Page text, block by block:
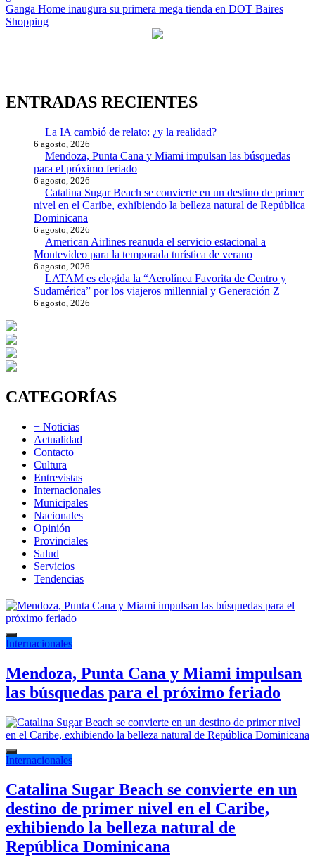
de
entradas
Ganga Home inaugura su primera mega tienda en DOT Baires
Shopping
ENTRADAS RECIENTES
La IA cambió de relato: ¿y la realidad?
6 agosto, 2026
Mendoza, Punta Cana y Miami impulsan las búsquedas
para el próximo feriado
6 agosto, 2026
Catalina Sugar Beach se convierte en un destino de primer
nivel en el Caribe, exhibiendo la belleza natural de República
Dominicana
6 agosto, 2026
American Airlines reanuda el servicio estacional a
Montevideo para la temporada turística de verano
6 agosto, 2026
LATAM es elegida la “Aerolínea Favorita de Centro y
Sudamérica” por los viajeros millennial y Generación Z
6 agosto, 2026
CATEGORÍAS
+ Noticias
Actualidad
Contacto
Cultura
Entrevistas
Internacionales
Municipales
Nacionales
Opinión
Provinciales
Salud
Servicios
Tendencias
Internacionales
Mendoza, Punta Cana y Miami impulsan
las búsquedas para el próximo feriado
Internacionales
Catalina Sugar Beach se convierte en un
destino de primer nivel en el Caribe,
exhibiendo la belleza natural de
República Dominicana